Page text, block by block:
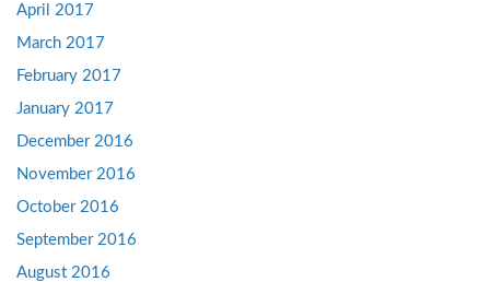
April 2017
March 2017
February 2017
January 2017
December 2016
November 2016
October 2016
September 2016
August 2016